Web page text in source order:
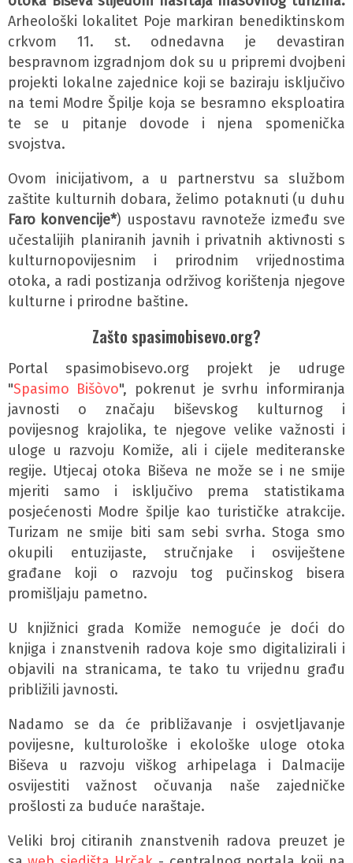
Arheološki lokalitet Poje markiran benediktinskom
crkvom 11. st. odnedavna je devastiran
bespravnom izgradnjom dok su u pripremi dvojbeni
projekti lokalne zajednice koji se baziraju isključivo
na temi Modre Špilje koja se besramno eksploatira
te se u pitanje dovode i njena spomenička
svojstva.
Ovom inicijativom, a u partnerstvu sa službom
zaštite kulturnih dobara, želimo potaknuti (u duhu
Faro konvencije*) uspostavu ravnoteže između sve
učestalijih planiranih javnih i privatnih aktivnosti s
kulturnopovijesnim i prirodnim vrijednostima
otoka, a radi postizanja održivog korištenja njegove
kulturne i prirodne baštine.
Zašto spasimobisevo.org?
Portal spasimobisevo.org projekt je udruge
"Spasimo Bišòvo", pokrenut je svrhu informiranja
javnosti o značaju biševskog kulturnog i
povijesnog krajolika, te njegove velike važnosti i
uloge u razvoju Komiže, ali i cijele mediteranske
regije. Utjecaj otoka Biševa ne može se i ne smije
mjeriti samo i isključivo prema statistikama
posjećenosti Modre špilje kao turističke atrakcije.
Turizam ne smije biti sam sebi svrha. Stoga smo
okupili entuzijaste, stručnjake i osviještene
građane koji o razvoju tog pučinskog bisera
promišljaju pametno.
U knjižnici grada Komiže nemoguće je doći do
knjiga i znanstvenih radova koje smo digitalizirali i
objavili na stranicama, te tako tu vrijednu građu
približili javnosti.
Nadamo se da će približavanje i osvjetljavanje
povijesne, kulturološke i ekološke uloge otoka
Biševa u razvoju viškog arhipelaga i Dalmacije
osvijestiti važnost očuvanja naše zajedničke
prošlosti za buduće naraštaje.
Veliki broj citiranih znanstvenih radova preuzet je